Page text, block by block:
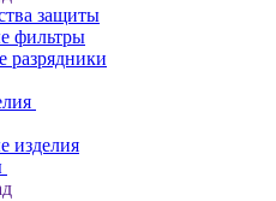
защиты
фильтры
разрядники
изделия